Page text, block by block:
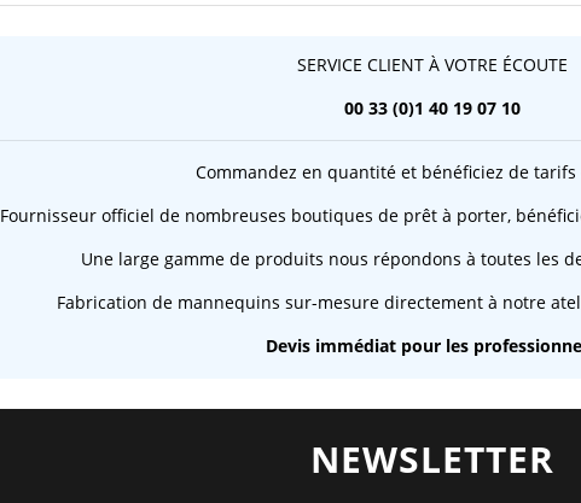
SERVICE CLIENT À VOTRE ÉCOUTE
00 33 (0)1 40 19 07 10
Commandez en quantité et bénéficiez de tarifs
Fournisseur officiel de nombreuses boutiques de prêt à porter,
Une large gamme de produits nous répondons à toutes les
Fabrication de mannequins sur-mesure directement à notre
Devis immédiat pour les
NEWSLETTER